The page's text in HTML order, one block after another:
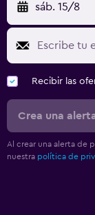
sáb. 15/8
Recibir las
Crea una
Al crear una alerta de
nuestra política de